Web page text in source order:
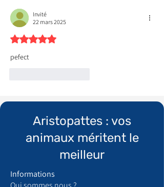
Invité
22 mars 2025
Noté 5 étoiles sur 5.
pefect
Aristopattes : vos
animaux méritent le
meilleur
Informations